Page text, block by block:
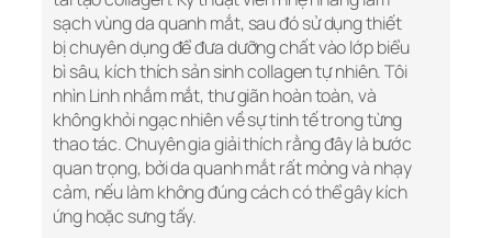
sạch vùng da quanh mắt, sau đó sử dụng thiết
bị chuyên dụng để đưa dưỡng chất vào lớp biểu
bì sâu, kích thích sản sinh collagen tự nhiên. Tôi
nhìn Linh nhắm mắt, thư giãn hoàn toàn, và
không khỏi ngạc nhiên về sự tinh tế trong từng
thao tác. Chuyên gia giải thích rằng đây là bước
quan trọng, bởi da quanh mắt rất mỏng và nhạy
cảm, nếu làm không đúng cách có thể gây kích
ứng hoặc sưng tấy.